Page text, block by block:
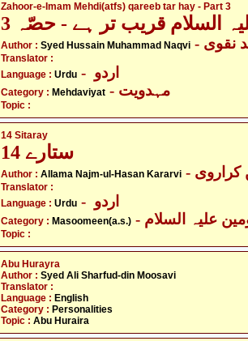
Zahoor-e-Imam Mehdi(atfs) qareeb tar hay - Part 3
السلام قریب تر ہے - حصّہ 3
Author : Syed Hussain Muhammad Naqvi نقوی
Translator :
Language : Urdu
Category : Mehdaviyat - مہدویت
Topic :
14 Sitaray
14 ستارے
Author : Allama Najm-ul-Hasan Kararvi کراروی
Translator :
Language : Urdu
Category : Masoomeen(a.s.)
Topic :
Abu Hurayra
Author : Syed Ali Sharfud-din Moosavi
Translator :
Language : English
Category : Personalities
Topic : Abu Huraira